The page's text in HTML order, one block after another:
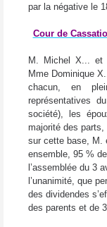
par la négative le
Cour de
M. Michel X... et
Mme Dominique
chacun, en
représentatives
société), les
majorité des
sur cette base, M.
ensemble, 95 %
l’assemblée du 3
l’unanimité, que
des dividendes
des parents et de